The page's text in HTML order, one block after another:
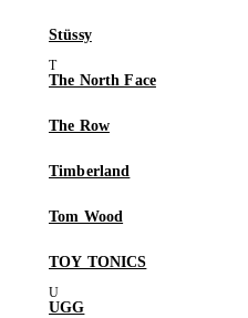
Stüssy
The North Face
The Row
Timberland
Tom Wood
TOY TONICS
UGG